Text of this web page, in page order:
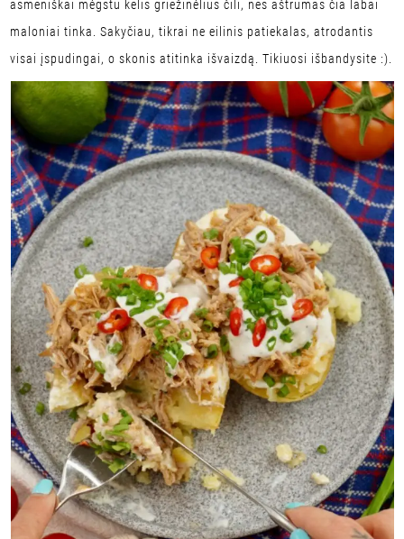
asmeniškai mėgstu kelis griežinėlius čili, nes aštrumas čia labai
maloniai tinka. Sakyčiau, tikrai ne eilinis patiekalas, atrodantis
visai įspudingai, o skonis atitinka išvaizdą. Tikiuosi išbandysite :).